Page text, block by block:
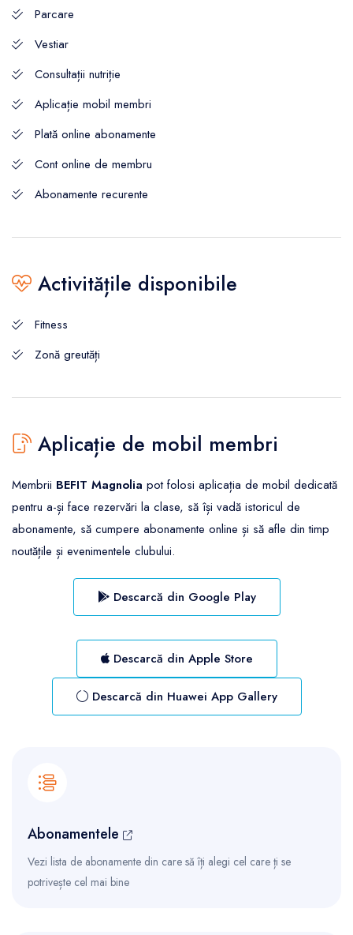
Parcare
Vestiar
Consultații nutriție
Aplicație mobil membri
Plată online abonamente
Cont online de membru
Abonamente recurente
Activitățile disponibile
Fitness
Zonă greutăți
Aplicație de mobil membri
Membrii BEFIT Magnolia pot folosi aplicația de mobil dedicată
pentru a-și face rezervări la clase, să își vadă istoricul de
abonamente, să cumpere abonamente online și să afle din timp
noutățile și evenimentele clubului.
Descarcă din Google Play
Descarcă din Apple Store
Descarcă din Huawei App Gallery
Abonamentele
Vezi lista de abonamente din care să îți alegi cel care ți se
potrivește cel mai bine